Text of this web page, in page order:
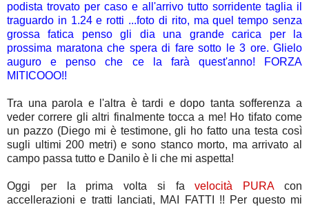
podista trovato per caso e all'arrivo tutto sorridente taglia il
traguardo in 1.24 e rotti ...foto di rito, ma quel tempo senza
grossa fatica penso gli dia una grande carica per la
prossima maratona che spera di fare sotto le 3 ore. Glielo
auguro e penso che ce la farà quest'anno! FORZA
MITICOOO!!
Tra una parola e l'altra è tardi e dopo tanta sofferenza a
veder correre gli altri finalmente tocca a me! Ho tifato come
un pazzo (Diego mi è testimone, gli ho fatto una testa così
sugli ultimi 200 metri) e sono stanco morto, ma arrivato al
campo passa tutto e Danilo è li che mi aspetta!
Oggi per la prima volta si favelocità PURAcon
accellerazioni e tratti lanciati, MAI FATTI !! Per questo mi